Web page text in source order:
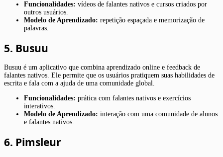
Funcionalidades: vídeos de falantes nativos e cursos criados por
outros usuários.
Modelo de Aprendizado: repetição espaçada e memorização de
palavras.
5. Busuu
Busuu é um aplicativo que combina aprendizado online e feedback de
falantes nativos. Ele permite que os usuários pratiquem suas habilidades de
escrita e fala com a ajuda de uma comunidade global.
Funcionalidades: prática com falantes nativos e exercícios
interativos.
Modelo de Aprendizado: interação com uma comunidade de alunos
e falantes nativos.
6. Pimsleur